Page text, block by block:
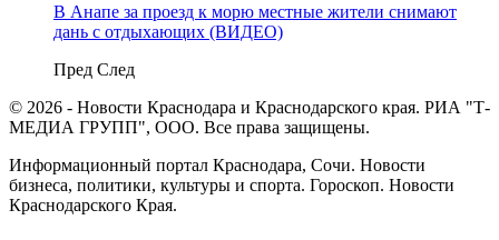
В Анапе за проезд к морю местные жители снимают
дань с отдыхающих (ВИДЕО)
Пред След
© 2026 - Новости Краснодара и Краснодарского края. РИА "Т-
МЕДИА ГРУПП", ООО. Все права защищены.
Информационный портал Краснодара, Сочи. Новости
бизнеса, политики, культуры и спорта. Гороскоп. Новости
Краснодарского Края.